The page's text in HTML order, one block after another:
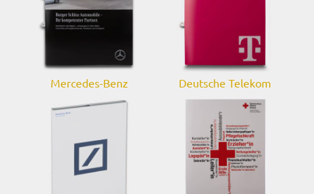
Mercedes-Benz Deutsche Telekom